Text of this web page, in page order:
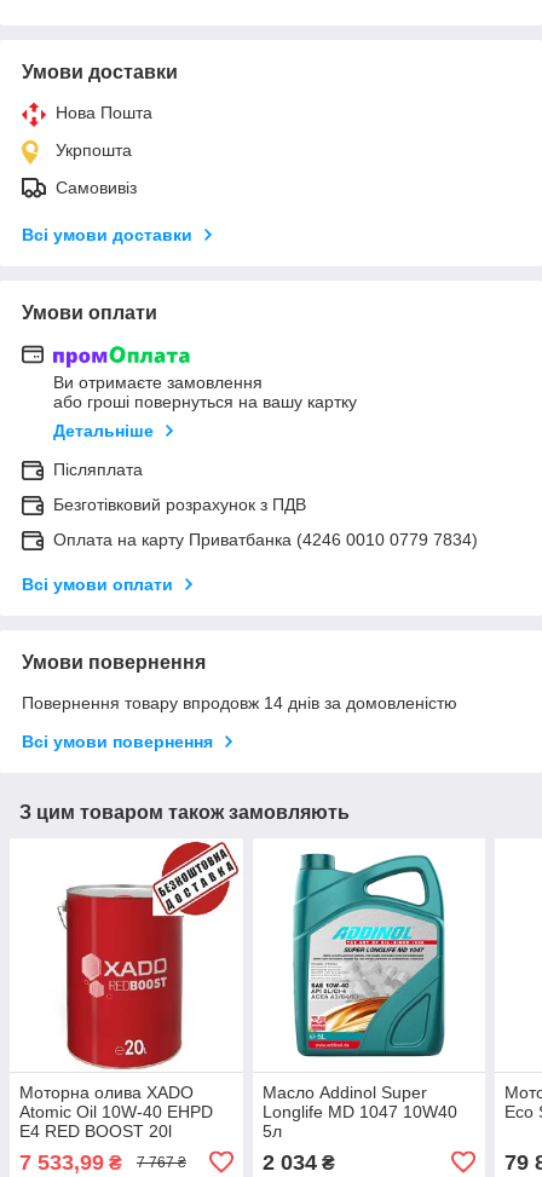
Умови доставки
Нова Пошта
Укрпошта
Самовивіз
Всі умови доставки
Умови оплати
Ви отримаєте замовлення
або гроші повернуться на вашу картку
Детальніше
Післяплата
Безготівковий розрахунок з ПДВ
Оплата на карту Приватбанка (4246 0010 0779 7834)
Всі умови оплати
Умови повернення
Повернення товару впродовж 14 днів за домовленістю
Всі умови повернення
З цим товаром також замовляють
Моторна олива XADO
Atomic Oil 10W-40 EHPD
E4 RED BOOST 20l
7 533,99 ₴ 7 767 ₴
Масло Addinol Super
Longlife MD 1047 10W40
5л
2 034₴
Eco
79